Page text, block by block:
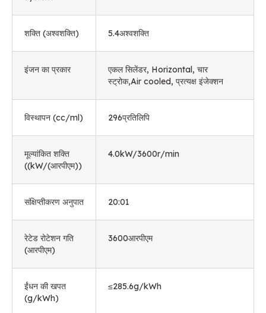
शक्ति (अश्वशक्ति) 5.4अश्वशक्ति
इंजन का प्रकार एकल सिलेंडर, Horizontal, चार
स्ट्रोक,Air cooled, प्रत्यक्ष इंजेक्शन
विस्थापन (cc/ml) 296प्रतिलिपि
मूल्यांकित शक्ति
((kW/(आरपीएम))
4.0kW/3600r/min
संक्षिप्तीकरण अनुपात 20:01
रेटेड रोटेशन गति
(आरपीएम)
3600आरपीएम
ईंधन की खपत
(g/kWh)
≤285.6g/kWh